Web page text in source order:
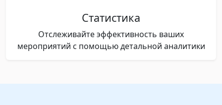
Статистика
Отслеживайте эффективность ваших
мероприятий с помощью детальной аналитики